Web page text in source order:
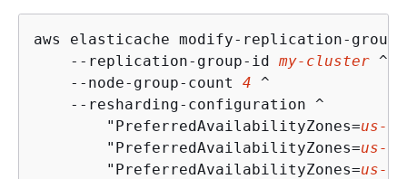
aws elasticache modify-replication-
    --replication-group-id
my-cluster ^
    --node-group-count
4 ^
    --resharding-configuration ^
        "PreferredAvailabilityZones=
us-
        "PreferredAvailabilityZones=
us-
        "PreferredAvailabilityZones=
us-